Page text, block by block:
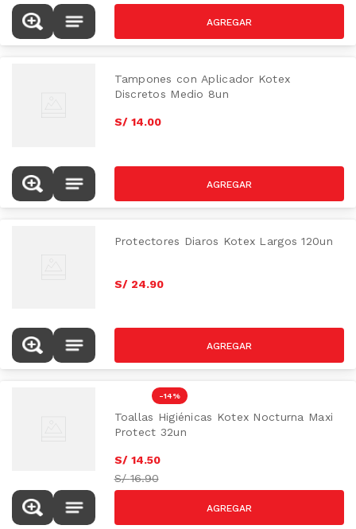
Tampones con Aplicador Kotex
Discretos Medio 8un
S/ 14.00
Protectores Diaros Kotex Largos 120un
S/ 24.90
-14 %
Toallas Higiénicas Kotex Nocturna Maxi
Protect 32un
S/ 14.50
S/16.90